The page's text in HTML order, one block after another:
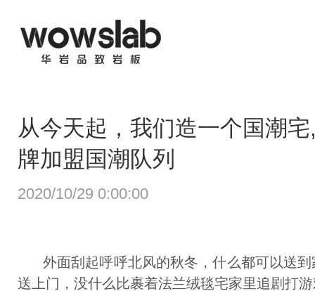
从今天起，我们造一个国潮
牌加盟国潮队列
2020/10/29 0:00:00
外面刮起呼呼北风的秋冬，什么都可以送到
送上门，没什么比裹着法兰绒毯宅家里追剧打